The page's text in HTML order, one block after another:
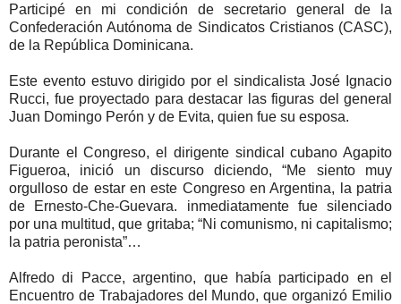
Participé en mi condición de secretario general de la
Confederación Autónoma de Sindicatos Cristianos (CASC),
de la República Dominicana.
Este evento estuvo dirigido por el sindicalista José Ignacio
Rucci, fue proyectado para destacar las figuras del general
Juan Domingo Perón y de Evita, quien fue su esposa.
Durante el Congreso, el dirigente sindical cubano Agapito
Figueroa, inició un discurso diciendo, “Me siento muy
orgulloso de estar en este Congreso en Argentina, la patria
de Ernesto-Che-Guevara. inmediatamente fue silenciado
por una multitud, que gritaba; “Ni comunismo, ni capitalismo;
la patria peronista”…
Alfredo di Pacce, argentino, que había participado en el
Encuentro de Trabajadores del Mundo, que organizó Emilio